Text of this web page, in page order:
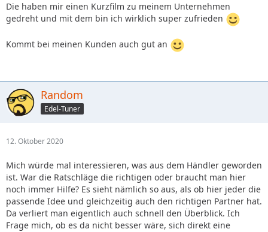
Die haben mir einen Kurzfilm zu meinem Unternehmen
gedreht und mit dem bin ich wirklich super zufrieden
Kommt bei meinen Kunden auch gut an
Random
Edel-Tuner
12. Oktober 2020
Mich würde mal interessieren, was aus dem Händler geworden
ist. War die Ratschläge die richtigen oder braucht man hier
noch immer Hilfe? Es sieht nämlich so aus, als ob hier jeder die
passende Idee und gleichzeitig auch den richtigen Partner hat.
Da verliert man eigentlich auch schnell den Überblick. Ich
Frage mich, ob es da nicht besser wäre, sich direkt eine